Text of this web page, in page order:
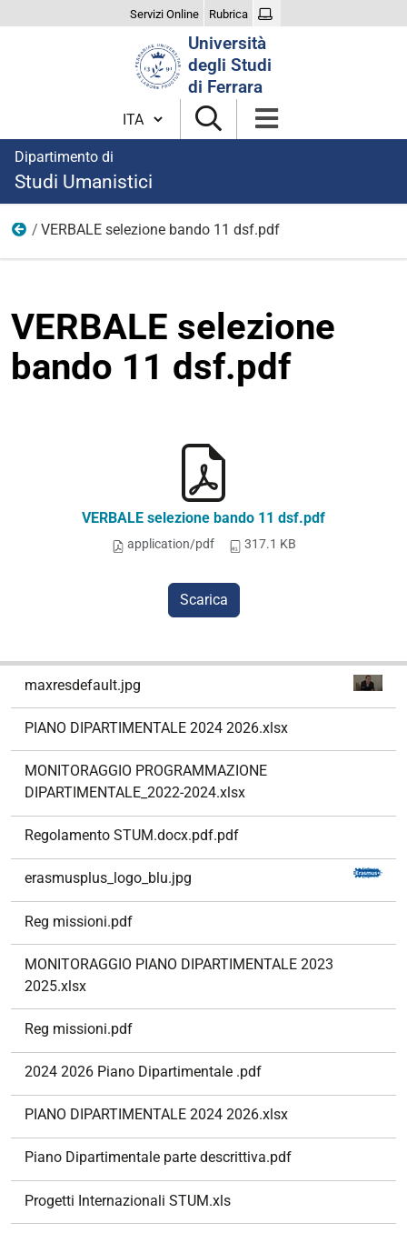
Servizi Online Rubrica
Università
degli Studi
di Ferrara
Cambia lingua
Dipartimento di
Studi Umanistici
Documenti e immagini
VERBALE selezione bando 11 dsf.pdf
VERBALE selezione
bando 11 dsf.pdf
VERBALE selezione bando 11 dsf.pdf
application/pdf 317.1 KB
Scarica
maxresdefault.jpg
PIANO DIPARTIMENTALE 2024 2026.xlsx
MONITORAGGIO PROGRAMMAZIONE
DIPARTIMENTALE_2022-2024.xlsx
Regolamento STUM.docx.pdf.pdf
erasmusplus_logo_blu.jpg
Reg missioni.pdf
MONITORAGGIO PIANO DIPARTIMENTALE 2023
2025.xlsx
Reg missioni.pdf
2024 2026 Piano Dipartimentale .pdf
PIANO DIPARTIMENTALE 2024 2026.xlsx
Piano Dipartimentale parte descrittiva.pdf
Progetti Internazionali STUM.xls